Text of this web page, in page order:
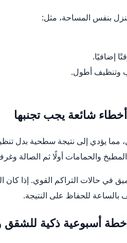
بنفس المساحة، مثل:
إضافيًا.
وتنظيف أطول.
شائعة يجب تجنبها
يؤدي إلى نتيجة سطحية بدل
والحمامات أولًا ثم الصالة
في حالات التراكم القوي. إذا
بالساعة للحفاظ على النتيجة.
أسبوعية ذكية للشقق